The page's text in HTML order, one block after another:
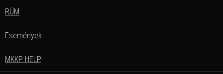
RÜM
Események
MKKP HELP